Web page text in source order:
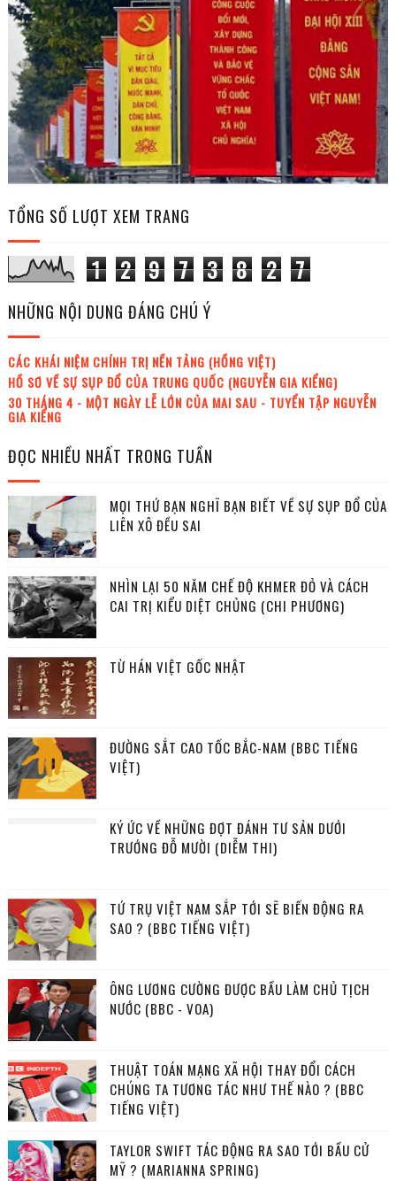
TỔNG SỐ LƯỢT XEM TRANG
1 2 9 7 3 8 2 7
NHỮNG NỘI DUNG ĐÁNG CHÚ Ý
CÁC KHÁI NIỆM CHÍNH TRỊ NỀN TẢNG (HỒNG VIỆT)
HỒ SƠ VỀ SỰ SỤP ĐỔ CỦA TRUNG QUỐC (NGUYỄN GIA KIỂNG)
30 THÁNG 4 - MỘT NGÀY LỄ LỚN CỦA MAI SAU - TUYỂN TẬP NGUYỄN
GIA KIỂNG
ĐỌC NHIỀU NHẤT TRONG TUẦN
MỌI THỨ BẠN NGHĨ BẠN BIẾT VỀ SỰ SỤP ĐỔ CỦA
LIÊN XÔ ĐỀU SAI
NHÌN LẠI 50 NĂM CHẾ ĐỘ KHMER ĐỎ VÀ CÁCH
CAI TRỊ KIỂU DIỆT CHỦNG (CHI PHƯƠNG)
TỪ HÁN VIỆT GỐC NHẬT
ĐƯỜNG SẮT CAO TỐC BẮC-NAM (BBC TIẾNG
VIỆT)
KÝ ỨC VỀ NHỮNG ĐỢT ĐÁNH TƯ SẢN DƯỚI
TRƯỚNG ĐỖ MƯỜI (DIỄM THI)
TỨ TRỤ VIỆT NAM SẮP TỚI SẼ BIẾN ĐỘNG RA
SAO ? (BBC TIẾNG VIỆT)
ÔNG LƯƠNG CƯỜNG ĐƯỢC BẦU LÀM CHỦ TỊCH
NƯỚC (BBC - VOA)
THUẬT TOÁN MẠNG XÃ HỘI THAY ĐỔI CÁCH
CHÚNG TA TƯƠNG TÁC NHƯ THẾ NÀO ? (BBC
TIẾNG VIỆT)
TAYLOR SWIFT TÁC ĐỘNG RA SAO TỚI BẦU CỬ
MỸ ? (MARIANNA SPRING)